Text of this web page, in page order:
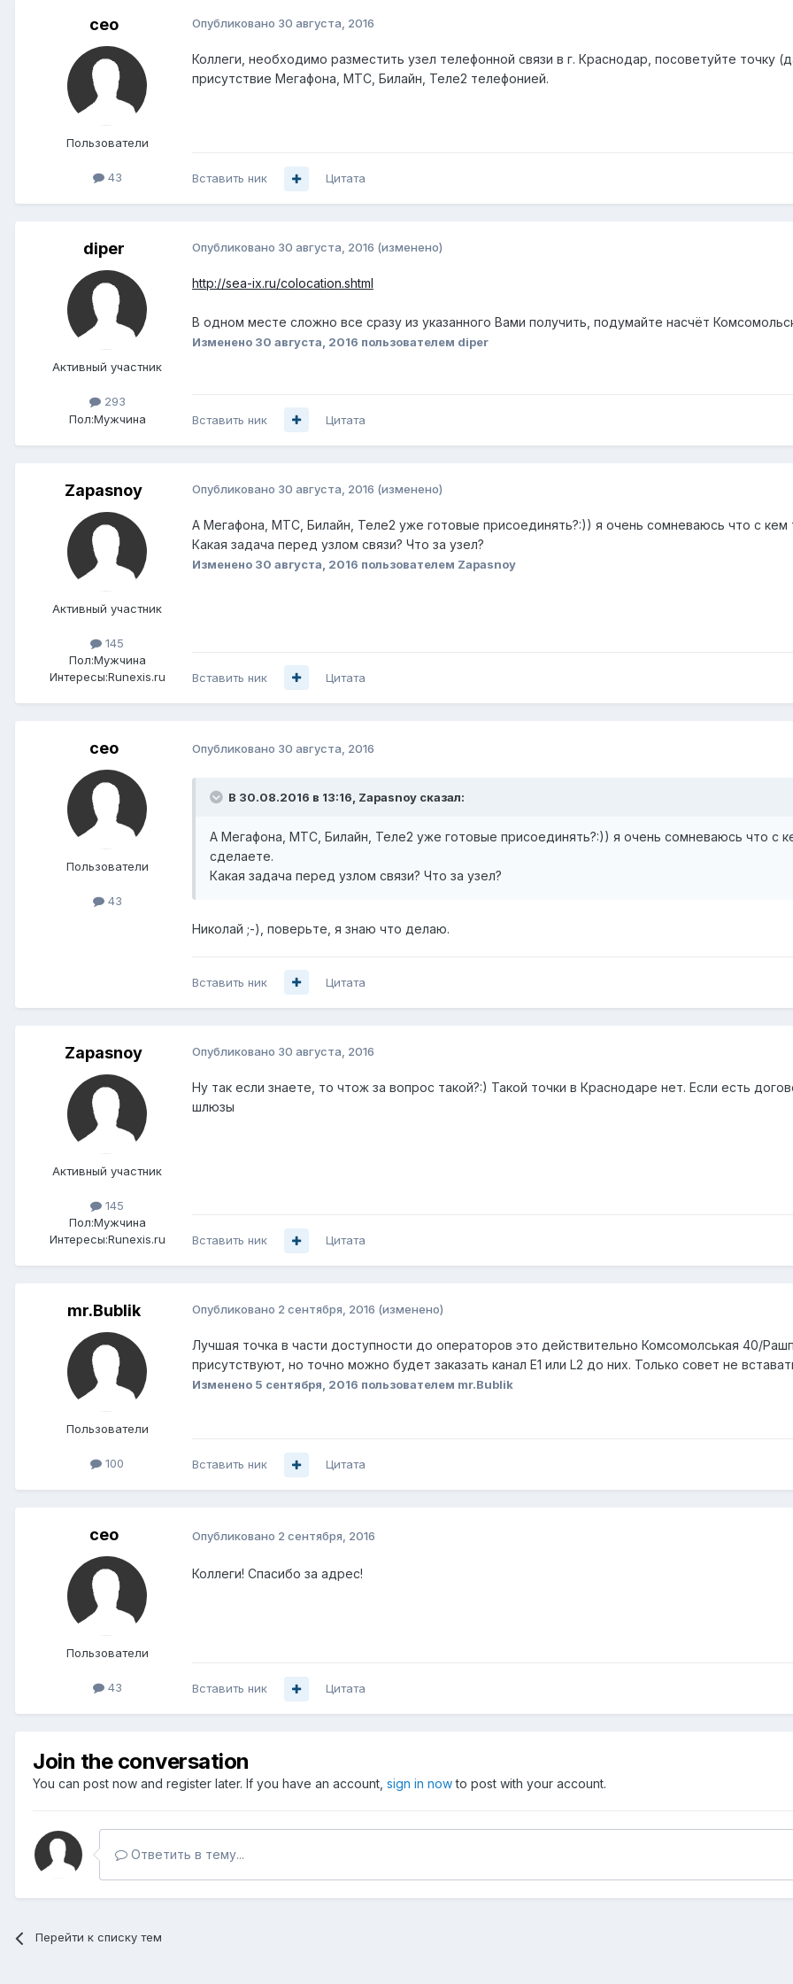
ceo
Пользователи
43
Опубликовано 30 августа, 2016
Коллеги, необходимо разместить узел телефонной связи в г. Краснодар, посоветуйте точку
присутствие Мегафона, МТС, Билайн, Теле2 телефонией.
Вставить ник Цитата
diper
Активный участник
293
Пол:Мужчина
Опубликовано 30 августа, 2016 (изменено)
http://sea-ix.ru/colocation.shtml
В одном месте сложно все сразу из указанного Вами получить, подумайте насчёт
Изменено 30 августа, 2016 пользователем diper
Вставить ник Цитата
Zapasnoy
Активный участник
145
Пол:Мужчина
Интересы:Runexis.ru
Опубликовано 30 августа, 2016 (изменено)
А Мегафона, МТС, Билайн, Теле2 уже готовые присоединять?:)) я очень сомневаюсь что с
Какая задача перед узлом связи? Что за узел?
Изменено 30 августа, 2016 пользователем Zapasnoy
Вставить ник Цитата
ceo
Пользователи
43
Опубликовано 30 августа, 2016
В 30.08.2016 в 13:16, Zapasnoy сказал:
А Мегафона, МТС, Билайн, Теле2 уже готовые присоединять?:)) я очень сомневаюсь что с
сделаете.
Какая задача перед узлом связи? Что за узел?
Николай ;-), поверьте, я знаю что делаю.
Вставить ник Цитата
Zapasnoy
Активный участник
145
Пол:Мужчина
Интересы:Runexis.ru
Опубликовано 30 августа, 2016
Ну так если знаете, то чтож за вопрос такой?:) Такой точки в Краснодаре нет. Если есть
шлюзы
Вставить ник Цитата
mr.Bublik
Пользователи
100
Опубликовано 2 сентября, 2016 (изменено)
Лучшая точка в части доступности до операторов это действительно Комсомолськая 40/
присутствуют, но точно можно будет заказать канал Е1 или L2 до них. Только совет не
Изменено 5 сентября, 2016 пользователем mr.Bublik
Вставить ник Цитата
ceo
Пользователи
43
Опубликовано 2 сентября, 2016
Коллеги! Спасибо за адрес!
Вставить ник Цитата
Join the conversation
You can post now and register later. If you have an account, sign in nowto post with your account.
Ответить в тему...
Перейти к списку тем